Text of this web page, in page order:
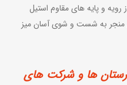
رویه و پایه های مقاوم استیل
به شست و شوی آسان میز
ها و شرکت های